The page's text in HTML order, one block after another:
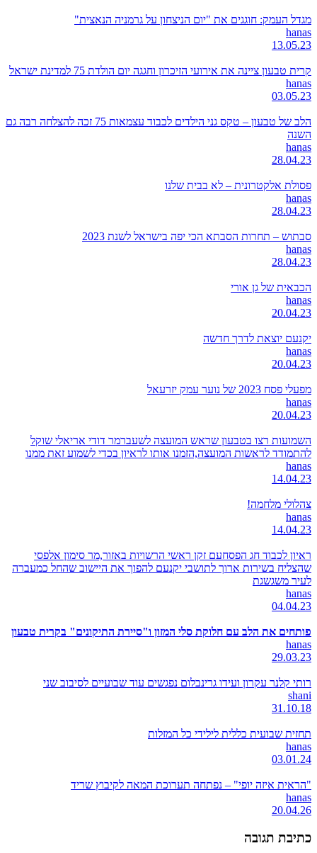
מגדל העמק: חוגגים את "יום הניצחון על גרמניה הנאצית"
hanas
13.05.23
קרית טבעון ציינה את אירועי הזיכרון וחגגה יום הולדת 75 למדינת ישראל
hanas
03.05.23
הלב של טבעון – טקס גני הילדים לכבוד עצמאות 75 זכה להצלחה רבה גם
השנה
hanas
28.04.23
פסולת אלקטרונית – לא בבית שלנו
hanas
28.04.23
סבתוש – תחרות הסבתא הכי יפה בישראל לשנת 2023
hanas
28.04.23
הכבאית של גן אורי
hanas
20.04.23
יקנעם יוצאת לדרך חדשה
hanas
20.04.23
מפעלי פסח 2023 של נוער עמק יזרעאל
hanas
20.04.23
השמועות רצו בטבעון שראש המועצה לשעברמר דודי אריאלי שוקל
להתמודד לראשות המועצה,הזמנו אותו לראיון בכדי לשמוע זאת ממנו
hanas
14.04.23
צהלולי מלחמה!
hanas
14.04.23
ראיון לכבוד חג הפסחעם זקן ראשי הרשויות באזור,מר סימון אלפסי
שהצליח בשירות ארוך לתושבי יקנעם להפוך את היישוב שהחל כמעברה
לעיר משגשגת
hanas
04.04.23
פותחים את הלב עם חלוקת סלי המזון ו"סיירת התיקונים" בקרית טבעון
hanas
29.03.23
רותי קלנר עקרון ועידו גרינבלום נפגשים עוד שבועיים לסיבוב שני
shani
31.10.18
תחזית שבועית כללית לילידי כל המזלות
hanas
03.01.24
"הראית איזה יופי" – נפתחה תערוכת המאה לקיבוץ שריד
hanas
20.04.26
כתיבת תגובה